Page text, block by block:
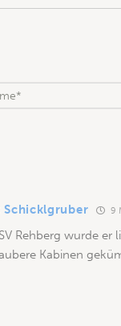
Schicklgruber 9
Rehberg wurde er
Kabinen